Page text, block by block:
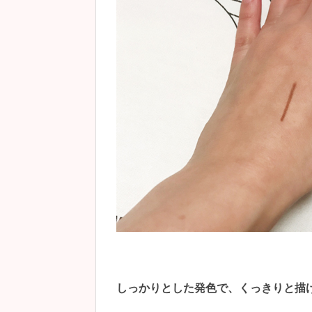
しっかりとした発色で、くっきりと描